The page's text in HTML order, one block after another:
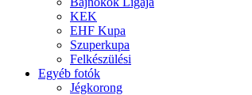
KEK
EHF Kupa
Szuperkupa
Felkészülési
Egyéb fotók
Jégkorong